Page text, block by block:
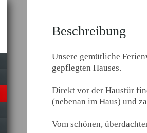
Beschreibung
Unsere gemütliche
gepflegten Hauses.
Direkt vor der Haustür
(nebenan im Haus) und
Vom schönen,